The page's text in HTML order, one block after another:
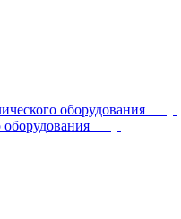
оборудования
оборудования